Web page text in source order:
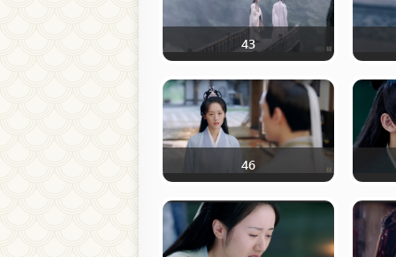
43
46